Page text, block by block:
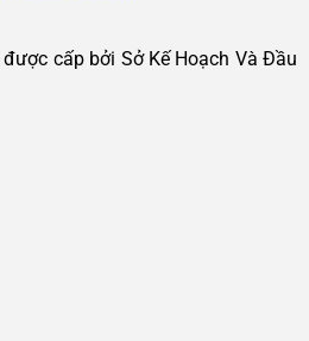
được cấp bởi Sở Kế Hoạch Và Đầu